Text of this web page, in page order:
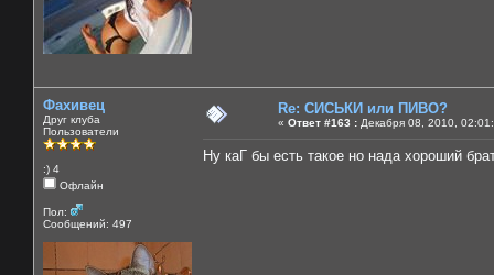
Фахивец
Друг клуба
Пользователи
:) 4
Офлайн
Пол:
Сообщений: 497
Re: СИСЬКИ или ПИВО?
« Ответ #163 : Декабря 08, 2010,
Ну каГ бы есть такое но нада хороший